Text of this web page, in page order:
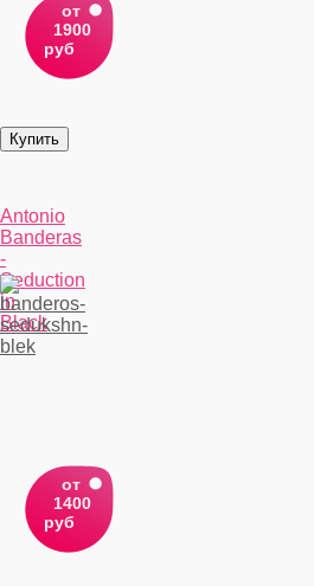
от
1900
руб
Antonio
Banderas
-
Seduction
in
Black
от
1400
руб